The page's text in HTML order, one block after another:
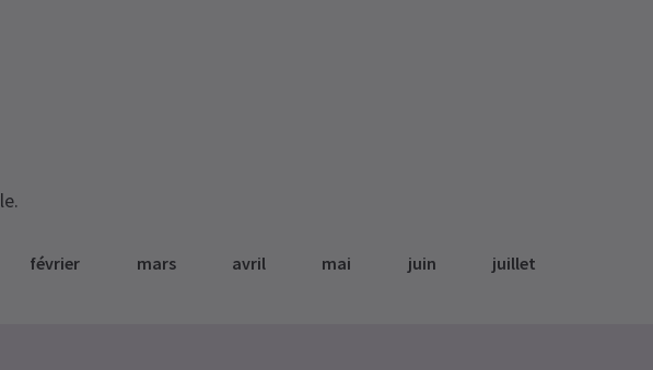
février mars avril mai juin juillet